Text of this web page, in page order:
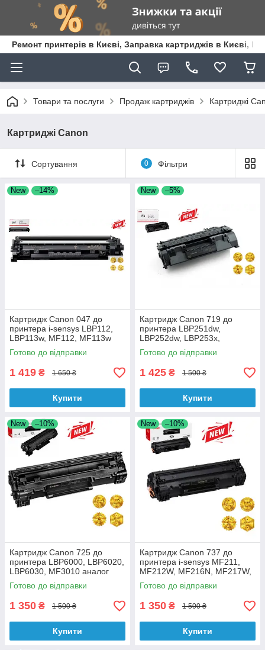
Ремонт принтерів в Києві, Заправка картриджів в Києві,
Товари та послуги Продаж картриджів Картриджі
Картриджі Canon
Сортування 0 Фільтри
New –14%
Картридж Canon 047 до
принтера i-sensys LBP112,
LBP113w, MF112, MF113w
аналог
Готово до відправки
1 419 ₴ 1 650 ₴
Купити
New –5%
Картридж Сanon 719 до
принтера LBP251dw,
LBP252dw, LBP253x,
LBP6670dn, LBP6310dn
аналог
Готово до відправки
1 425 ₴ 1 500 ₴
Купити
New –10%
Картридж Canon 725 до
принтера LBP6000, LBP6020,
LBP6030, MF3010 аналог
Готово до відправки
1 350 ₴ 1 500 ₴
Купити
New –10%
Картридж Canon 737 до
принтера i-sensys MF211,
MF212W, MF216N, MF217W,
MF226DN, MF229D аналог
Готово до відправки
1 350 ₴ 1 500 ₴
Купити